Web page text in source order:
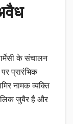
के संचालन
प्रारंभिक
नामक व्यक्ति
जुबैर है और